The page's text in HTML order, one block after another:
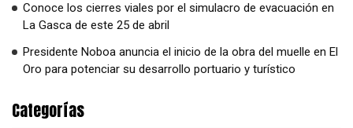
Conoce los cierres viales por el simulacro de evacuación en
La Gasca de este 25 de abril
Presidente Noboa anuncia el inicio de la obra del muelle en El
Oro para potenciar su desarrollo portuario y turístico
Categorías